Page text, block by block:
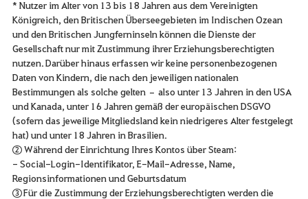
* Nutzer im Alter von 13 bis 18 Jahren aus dem Vereinigten
Königreich, den Britischen Überseegebieten im Indischen Ozean
und den Britischen Jungferninseln können die Dienste der
Gesellschaft nur mit Zustimmung ihrer Erziehungsberechtigten
nutzen. Darüber hinaus erfassen wir keine personenbezogenen
Daten von Kindern, die nach den jeweiligen nationalen
Bestimmungen als solche gelten – also unter 13 Jahren in den USA
und Kanada, unter 16 Jahren gemäß der europäischen DSGVO
(sofern das jeweilige Mitgliedsland kein niedrigeres Alter festgelegt
hat) und unter 18 Jahren in Brasilien.
② Während der Einrichtung Ihres Kontos über Steam:
- Social-Login-Identifikator, E-Mail-Adresse, Name,
Regionsinformationen und Geburtsdatum
③ Für die Zustimmung der Erziehungsberechtigten werden die